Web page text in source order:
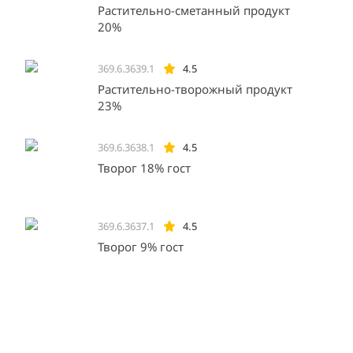
Растительно-сметанный продукт
20%
369.6.3639.1 4.5
Растительно-творожный продукт
23%
369.6.3638.1 4.5
Творог 18% гост
369.6.3637.1 4.5
Творог 9% гост